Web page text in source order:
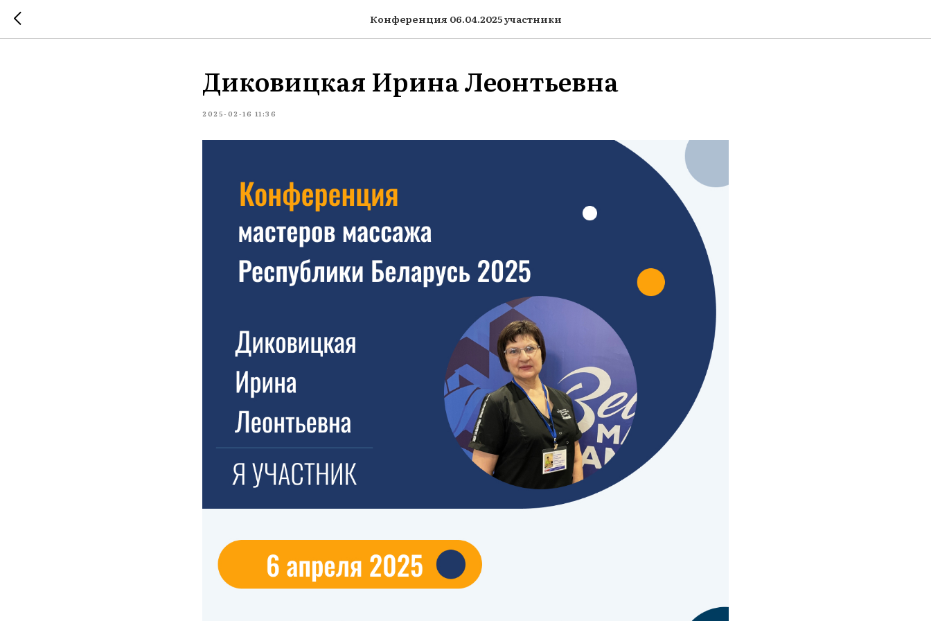
Конференция 06.04.2025 участники
Диковицкая Ирина Леонтьевна
2025-02-16 11:36